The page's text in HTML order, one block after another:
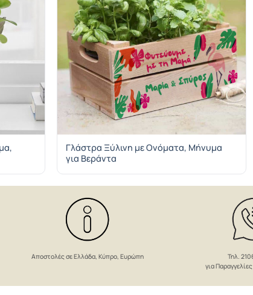
Γλάστρα Ξύλινη με Ονόματα, Μήνυμα
για Βεράντα
Αποστολές σε Ελλάδα, Κύπρο, Ευρώπη
Τηλ.
για